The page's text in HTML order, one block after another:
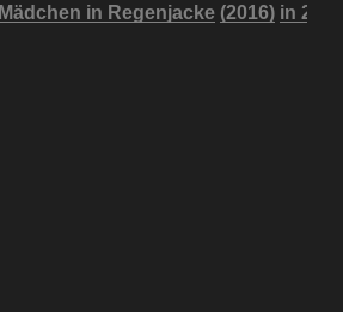
Mädchen in Regenjacke (2016) in 2016